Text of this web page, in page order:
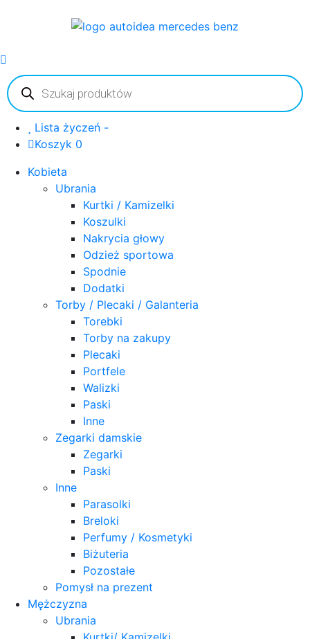
Wyszukiwarka
produktów
Lista życzeń -
Koszyk 0
Kobieta
Ubrania
Kurtki / Kamizelki
Koszulki
Nakrycia głowy
Odzież sportowa
Spodnie
Dodatki
Torby / Plecaki / Galanteria
Torebki
Torby na zakupy
Plecaki
Portfele
Walizki
Paski
Inne
Zegarki damskie
Zegarki
Paski
Inne
Parasolki
Breloki
Perfumy / Kosmetyki
Biżuteria
Pozostałe
Pomysł na prezent
Mężczyzna
Ubrania